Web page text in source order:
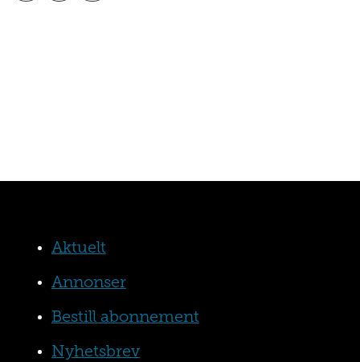
Aktuelt
Annonser
Bestill abonnement
Nyhetsbrev